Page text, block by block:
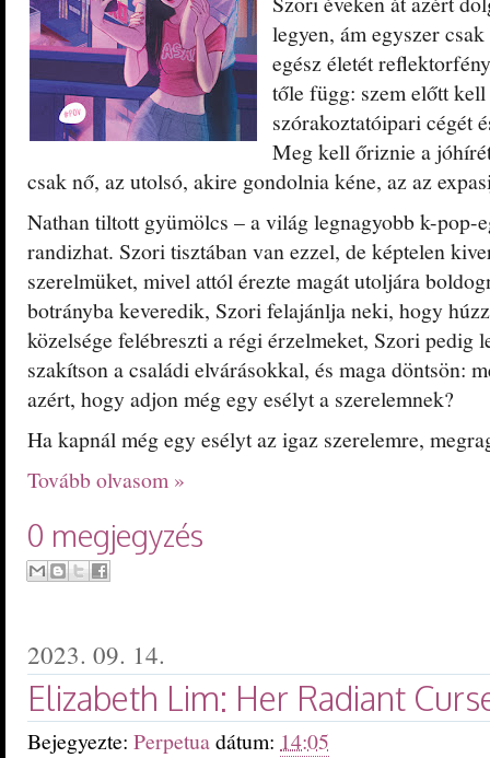
legyen, ám egyszer
egész életét
tőle függ: szem előtt
szórakoztatóipari cégét
Meg kell őriznie a
csak nő, az utolsó, akire gondolnia kéne, az az
Nathan tiltott gyümölcs – a világ legnagyobb k-pop-
randizhat. Szori tisztában van ezzel, de képtelen
szerelmüket, mivel attól érezte magát utoljára
botrányba keveredik, Szori felajánlja neki, hogy
közelsége felébreszti a régi érzelmeket, Szori pedig
szakítson a családi elvárásokkal, és maga döntsön:
azért, hogy adjon még egy esélyt a szerelemnek?
Ha kapnál még egy esélyt az igaz szerelemre,
Tovább olvasom »
0 megjegyzés
2023. 09. 14.
Elizabeth Lim: Her Radiant
Bejegyezte: Perpetuadátum: 14:05